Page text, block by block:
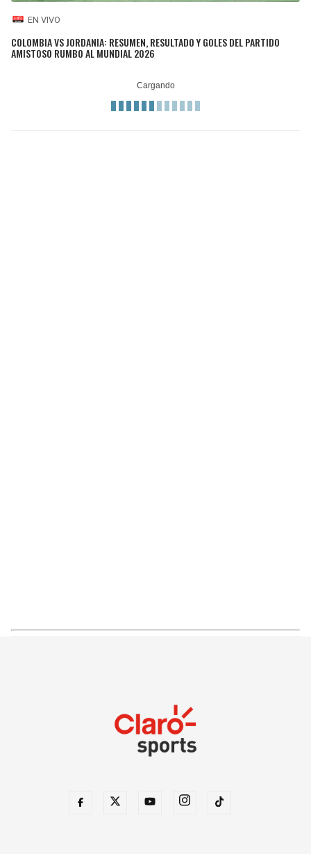
EN VIVO
COLOMBIA VS JORDANIA: RESUMEN, RESULTADO Y GOLES DEL PARTIDO
AMISTOSO RUMBO AL MUNDIAL 2026